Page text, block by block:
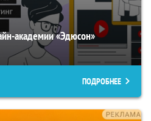
академии «Эдюсон»
ПОДРОБНЕЕ